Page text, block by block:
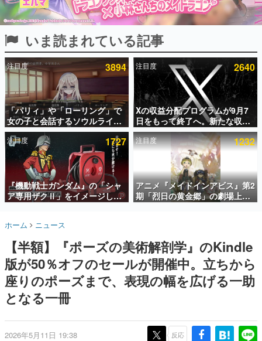
ピックアップ
電ファミのいま読まれている記事ランキング
アプリセール情報
インタビュー
連載・特集一覧
殿堂入り記事
SNS拡散数が数千以上！ ページビュー数万以上！ などな
ど。多くの人々に読まれた、電ファミ渾身の“殿堂入り”記
事をまとめました。
名作ゲームクリエイターの方々に製作時のエピソードをお
きます。
赫本
この物語を解いてはいけない。『赫本』は、〈試験問題〉
の形をした短編ホラー小説集です。
これからのデジタルゲーム市場を担う若きクリエイター達
の姿を追い、彼らのルーツと情熱を探っていきます。
いま読まれている記事
注目度 3894
「パリィ」や「ローリング」で
女の子と会話するソウルライク
恋愛ゲーム『小早川さんはソウ
ルライク』無料公開。返事に失
敗すると「YOU DIED」
注目度 2640
Xの収益分配プログラムが9月7
日をもって終了へ。新たな収益
化制度「Original Content
Rewards Program」を発表
注目度 1727
『機動戦士ガンダム』の「シャ
ア専用ザクⅡ」をイメージした
散水ホースリールが予約開始。
ークやジオン公国軍のエンブレ
ム、型式番号などを配置
注目度 1232
アニメ『メイドインアビス』第2
期「烈日の黄金郷」の劇場上映
が決定！レグ役・伊瀬茉莉也さ
ホーム ニュース
【半額】『ポーズの美術解剖学』のKindle
版が50％オフのセールが開催中。立ちから
座りのポーズまで、表現の幅を広げる一助
となる一冊
2026年5月11日 19:38 反応